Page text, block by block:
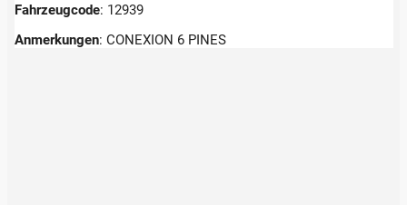
Fahrzeugcode: 12939
Anmerkungen: CONEXION 6 PINES